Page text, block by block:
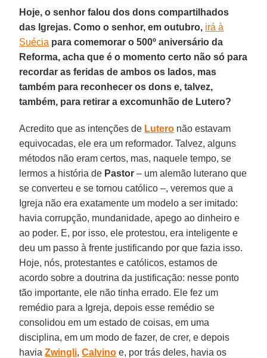
Hoje, o senhor falou dos dons compartilhados
das Igrejas. Como o senhor, em outubro, irá à
Suécia para comemorar o 500º aniversário da
Reforma, acha que é o momento certo não só para
recordar as feridas de ambos os lados, mas
também para reconhecer os dons e, talvez,
também, para retirar a excomunhão de Lutero?
Acredito que as intenções de Lutero não estavam
equivocadas, ele era um reformador. Talvez, alguns
métodos não eram certos, mas, naquele tempo, se
lermos a história de Pastor – um alemão luterano que
se converteu e se tornou católico –, veremos que a
Igreja não era exatamente um modelo a ser imitado:
havia corrupção, mundanidade, apego ao dinheiro e
ao poder. E, por isso, ele protestou, era inteligente e
deu um passo à frente justificando por que fazia isso.
Hoje, nós, protestantes e católicos, estamos de
acordo sobre a doutrina da justificação: nesse ponto
tão importante, ele não tinha errado. Ele fez um
remédio para a Igreja, depois esse remédio se
consolidou em um estado de coisas, em uma
disciplina, em um modo de fazer, de crer, e depois
haviaZwingli,Calvino e, por trás deles, havia os